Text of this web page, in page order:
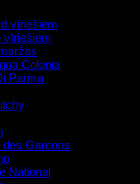
vīriešiem
vīriešiem
Colonia
Parma
Garcons
National